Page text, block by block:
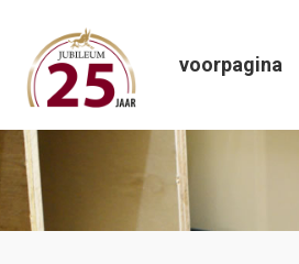
voorpagina